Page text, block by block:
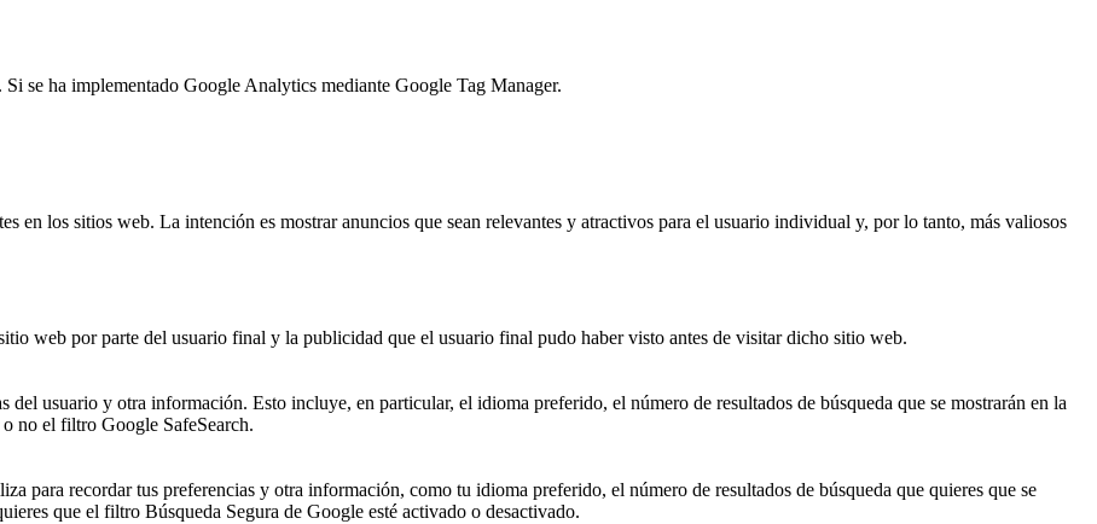
se ha implementado Google Analytics mediante Google Tag Manager.
en los sitios web. La intención es mostrar anuncios que sean relevantes y atractivos para el usuario individual y, por lo tanto, más valiosos
web por parte del usuario final y la publicidad que el usuario final pudo haber visto antes de visitar dicho sitio web.
del usuario y otra información. Esto incluye, en particular, el idioma preferido, el número de resultados de búsqueda que se mostrarán en la
no el filtro Google SafeSearch.
para recordar tus preferencias y otra información, como tu idioma preferido, el número de resultados de búsqueda que quieres que se
que el filtro Búsqueda Segura de Google esté activado o desactivado.